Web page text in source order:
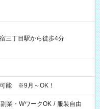
三丁目駅から徒歩4分
能 ※9月～OK！
副業・WワークOK / 服装自由